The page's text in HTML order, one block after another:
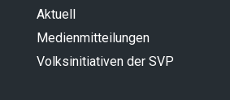
Aktuell
Medienmitteilungen
Volksinitiativen der SVP